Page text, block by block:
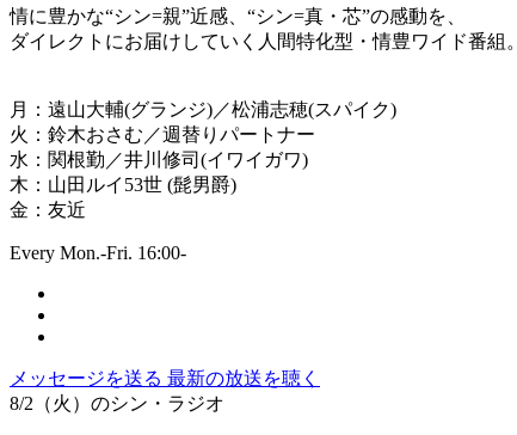
情に豊かな“シン=親”近感、“シン=真・芯”の感動を、
ダイレクトにお届けしていく人間特化型・情豊ワイド番組。
月：遠山大輔(グランジ)／松浦志穂(スパイク)
火：鈴木おさむ／週替りパートナー
水：関根勤／井川修司(イワイガワ)
木：山田ルイ53世 (髭男爵)
金：友近
Every Mon.-Fri. 16:00-
メッセージを送る 最新の放送を聴く
8/2（火）のシン・ラジオ